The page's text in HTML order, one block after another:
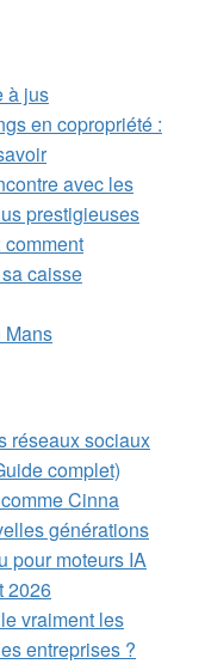
à jus
en copropriété :
avec les
prestigieuses
caisse
Mans
réseaux sociaux
complet)
Cinna
générations
pour moteurs IA
2026
vraiment les
entreprises ?